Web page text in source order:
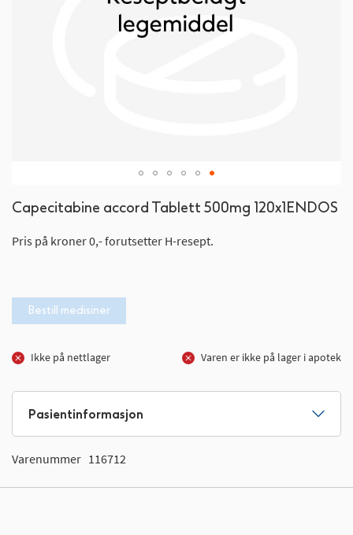
Capecitabine accord Tablett 500mg 120x1ENDOS
Pris på kroner 0,- forutsetter H-resept.
Bestill medisiner
Ikke på nettlager Varen er ikke på lager i apotek
til
av
Pasientinformasjon
Varenummer 116712